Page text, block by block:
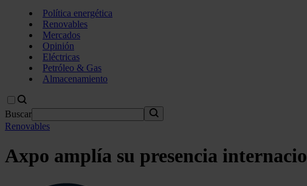
Política energética
Renovables
Mercados
Opinión
Eléctricas
Petróleo & Gas
Almacenamiento
Buscar
Renovables
Axpo amplía su presencia